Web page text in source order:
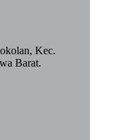
Kec.
Barat.